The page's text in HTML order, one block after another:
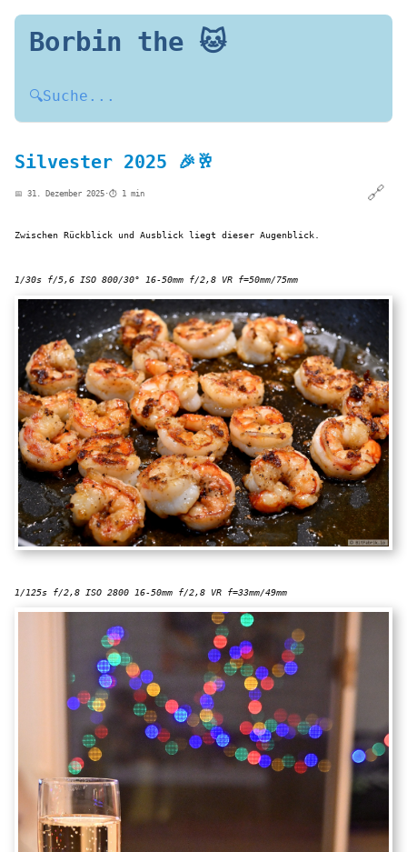
Borbin the 🐱
🔍Suche...
Silvester 2025 🎉🥂
📅 31. Dezember 2025 ·⏱️ 1 min 🔗
Zwischen Rückblick und Ausblick liegt dieser Augenblick.
1/30s f/5,6 ISO 800/30° 16-50mm f/2,8 VR f=50mm/75mm
1/125s f/2,8 ISO 2800 16-50mm f/2,8 VR f=33mm/49mm